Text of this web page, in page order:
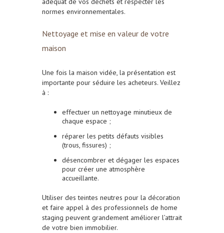
normes environnementales.
Nettoyage et mise en valeur de votre
maison
Une fois la maison vidée, la présentation est
importante pour séduire les acheteurs. Veillez
à :
effectuer un nettoyage minutieux de
chaque espace ;
réparer les petits défauts visibles
(trous, fissures) ;
désencombrer et dégager les espaces
pour créer une atmosphère
accueillante.
Utiliser des teintes neutres pour la décoration
et faire appel à des professionnels de home
staging peuvent grandement améliorer l’attrait
de votre bien immobilier.